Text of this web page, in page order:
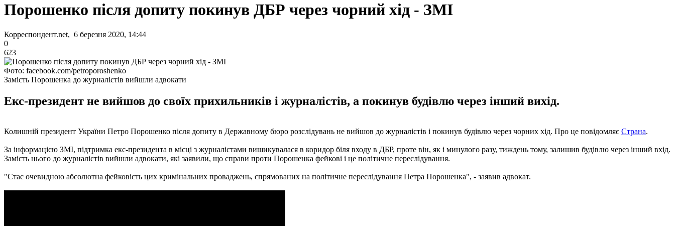
Порошенко після допиту покинув ДБР через чорний хід - ЗМІ
Корреспондент.net, 6 березня 2020, 14:44
0
623
Фото: facebook.com/petroporoshenko
Замість Порошенка до журналістів вийшли адвокати
Екс-президент не вийшов до своїх прихильників і журналістів, а покинув будівлю через інший вихід.
Колишній президент України Петро Порошенко після допиту в Державному бюро розслідувань не вийшов до журналістів і покинув будівлю через чорних хід. Про це повідомляє Страна.
За інформацією ЗМІ, підтримка екс-президента в місці з журналістами вишикувалася в коридор біля входу в ДБР, проте він, як і минулого разу, тиждень тому, залишив будівлю через інший вхід.
Замість нього до журналістів вийшли адвокати, які заявили, що справи проти Порошенка фейкові і це політичне переслідування.
"Стає очевидною абсолютна фейковість цих кримінальних проваджень, спрямованих на політичне переслідування Петра Порошенка", - заявив адвокат.